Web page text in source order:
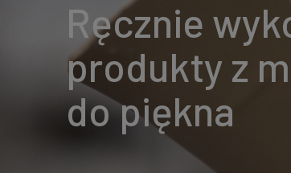
Ręcznie
produkty z
do piękna